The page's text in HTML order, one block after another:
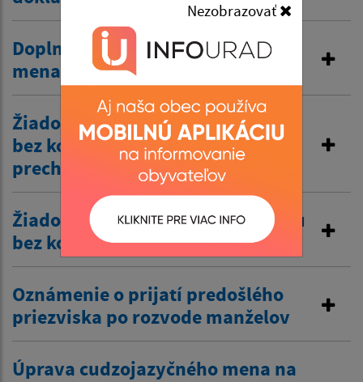
Nezobrazovať
Doplnenie druhého a tretieho
mena do knihy narodení
Žiadosť o vydanie rodného listu
bez koncovky slovenského
prechyľovania
Žiadosť o vydanie sobášneho listu
bez koncovky
Oznámenie o prijatí predošlého
priezviska po rozvode manželov
Úprava cudzojazyčného mena na